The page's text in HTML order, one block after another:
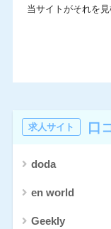
当サイトがそれを
求人サイト 口
doda
en world
Geekly